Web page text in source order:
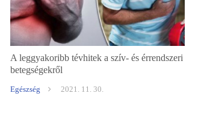
A leggyakoribb tévhitek a szív- és érrendszeri
betegségekről
Egészség 2021. 11. 30.